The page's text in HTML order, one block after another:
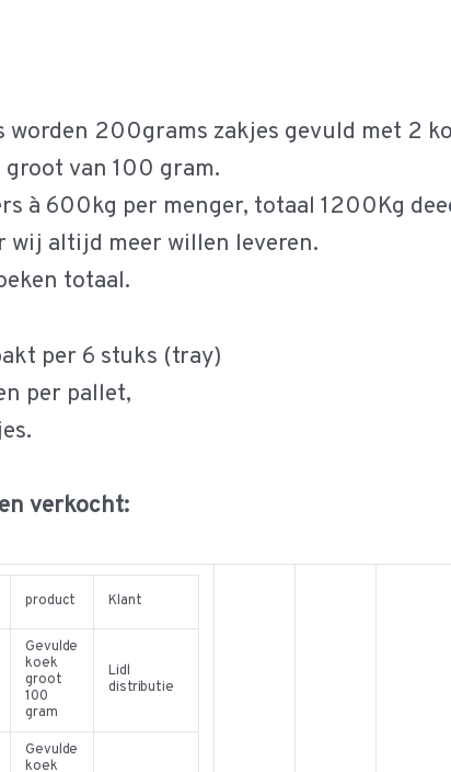
worden 200grams zakjes gevuld met 2
van 100 gram.
per menger, totaal 1200Kg deeg
altijd meer willen leveren.
totaal.
per 6 stuks (tray)
per pallet,
verkocht:
product Klant
Gevulde
koek
groot
100
gram
Lidl
distributie
Gevulde
koek